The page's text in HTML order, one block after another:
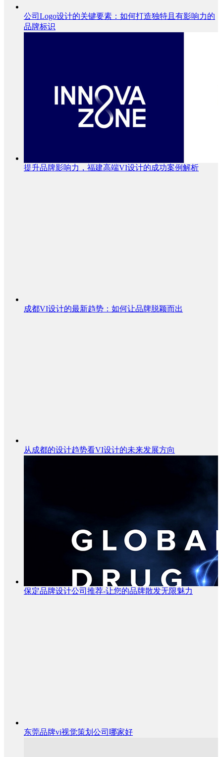
公司Logo设计的关键要素：如何打造独特且有影响力的
品牌标识
提升品牌影响力，福建高端VI设计的成功案例解析
成都VI设计的最新趋势：如何让品牌脱颖而出
从成都的设计趋势看VI设计的未来发展方向
保定品牌设计公司推荐-让您的品牌散发无限魅力
东莞品牌vi视觉策划公司哪家好